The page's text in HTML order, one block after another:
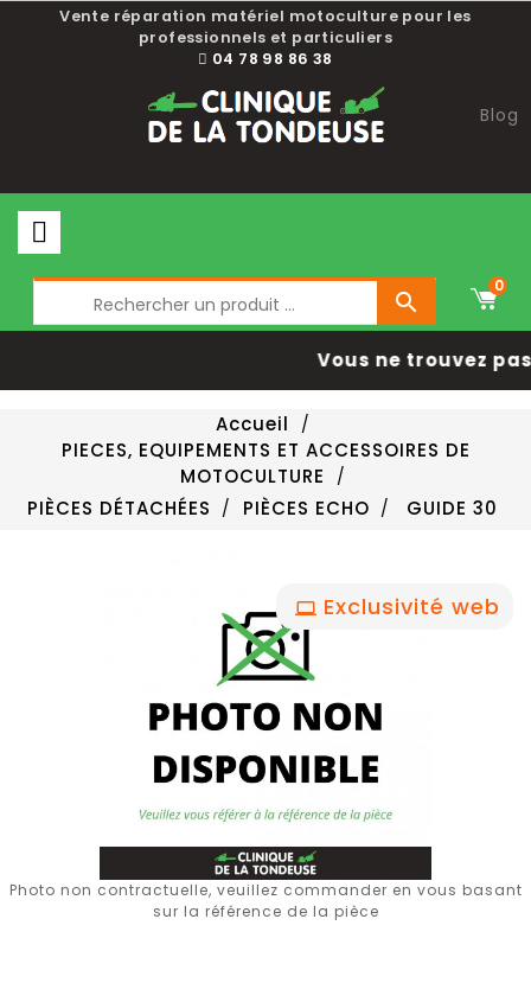
Vente réparation matériel motoculture pour les
professionnels et particuliers
04 78 98 86 38
Blog

0
Vous ne trouvez
Accueil
PIECES, EQUIPEMENTS ET ACCESSOIRES DE
MOTOCULTURE
PIÈCES DÉTACHÉES
PIÈCES ECHO GUIDE 30
Exclusivité web
Photo non contractuelle, veuillez commander en vous basant
sur la référence de la pièce